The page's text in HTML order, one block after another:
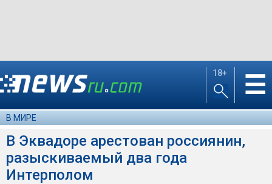
18+ ☰
В МИРЕ
В Эквадоре арестован россиянин,
разыскиваемый два года
Интерполом